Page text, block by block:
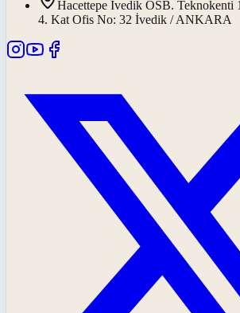
Hacettepe İvedik OSB. Teknokenti
4. Kat Ofis No: 32 İvedik / ANKARA